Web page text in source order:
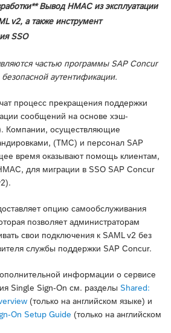
Вывод HMAC из эксплуатации
v2, а также инструмент
SSO
частью программы SAP Concur
аутентификации.
процесс прекращения поддержки
сообщений на основе хэш-
Компании, осуществляющие
(TMC) и персонал SAP
время оказывают помощь клиентам,
для миграции в SSO SAP Concur
опцию самообслуживания
позволяет администраторам
свои подключения к SAML v2 без
службы поддержки SAP Concur.
информации о сервисе
Single Sign-On см. разделы Shared:
(только на английском языке) и
On Setup Guide (только на английском